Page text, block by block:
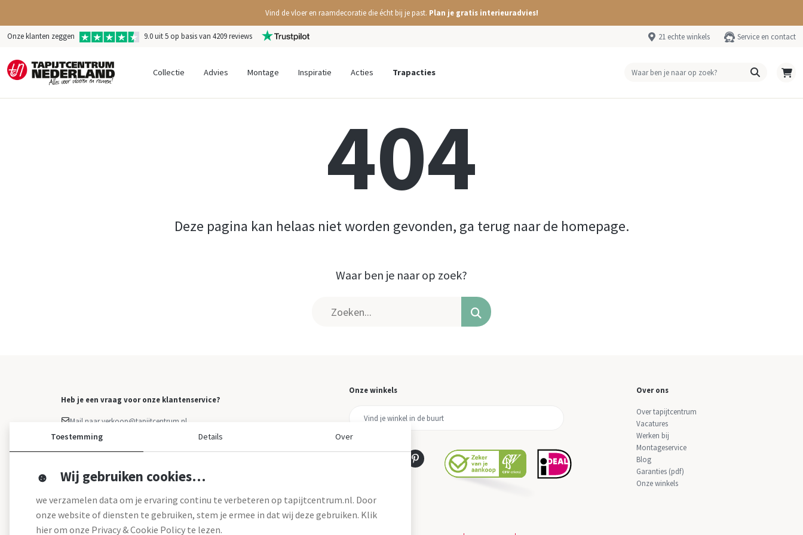
Vind de vloer en raamdecoratie die écht bij je past. Plan je gratis interieuradvies!
Onze klanten zeggen 9.0 uit 5 op basis van 4209 reviews 21 echte winkels Service en contact
Collectie Advies Montage Inspiratie Acties Trapacties
404
Deze pagina kan helaas niet worden gevonden, ga terug naar de homepage.
Waar ben je naar op zoek?
Heb je een vraag voor onze klantenservice?
Mail naar verkoop@tapijtcentrum.nl
Facebook Messenger
Onze winkels Over ons
Over tapijtcentrum
Vacatures
Werken bij
Montageservice
Blog
Garanties (pdf)
Onze winkels
Toestemming Details Over
Wij gebruiken cookies…
we verzamelen data om je ervaring continu te verbeteren op tapijtcentrum.nl. Door
onze website of diensten te gebruiken, stem je ermee in dat wij deze gebruiken. Klik
hier om onze Privacy & Cookie Policy te lezen.